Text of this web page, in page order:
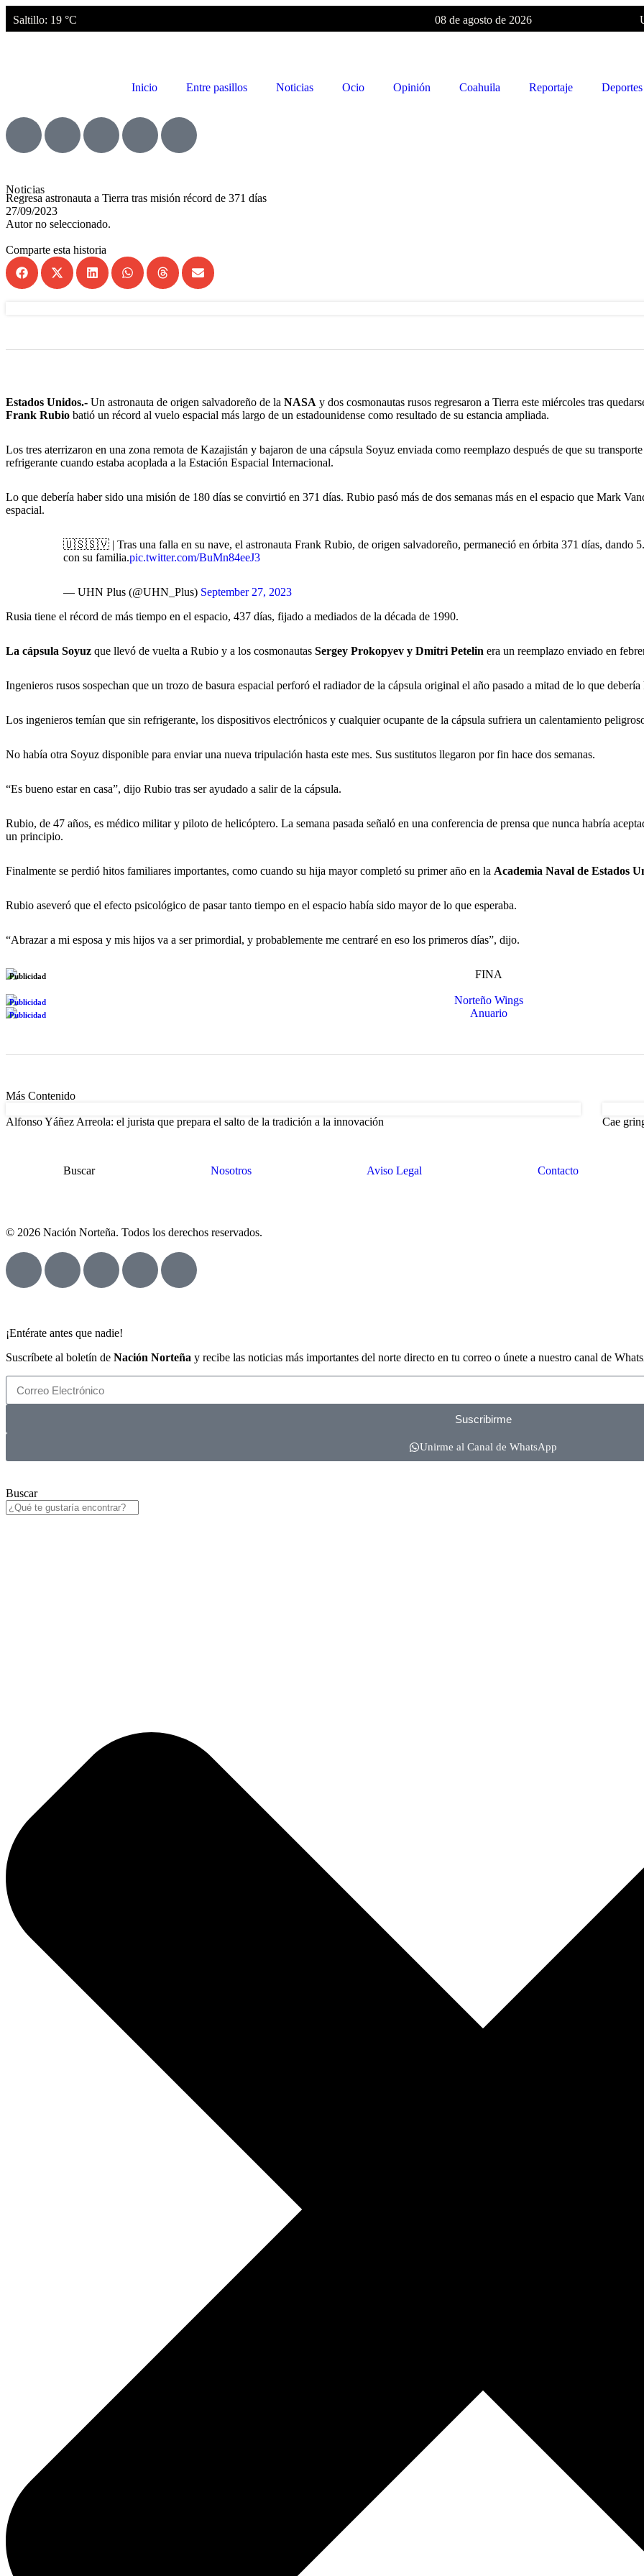
Saltillo: 19 °C 08 de agosto de 2026
Inicio Entre pasillos Noticias Ocio Opinión Coahuila Reportaje Deportes
Noticias
Regresa astronauta a Tierra tras misión récord de 371 días
27/09/2023
Autor no seleccionado.
Comparte esta historia
Estados Unidos.- Un astronauta de origen salvadoreño de la NASA y dos cosmonautas rusos regresaron a Tierra este miércoles tras
Frank Rubio batió un récord al vuelo espacial más largo de un estadounidense como resultado de su estancia ampliada.
Los tres aterrizaron en una zona remota de Kazajistán y bajaron de una cápsula Soyuz enviada como reemplazo después de que su
refrigerante cuando estaba acoplada a la Estación Espacial Internacional.
Lo que debería haber sido una misión de 180 días se convirtió en 371 días. Rubio pasó más de dos semanas más en el espacio que Mark
espacial.
🇺🇸🇸🇻 | Tras una falla en su nave, el astronauta Frank Rubio, de origen salvadoreño, permaneció en órbita 371 días, dando
con su familia.pic.twitter.com/BuMn84eeJ3
— UHN Plus (@UHN_Plus) September 27, 2023
Rusia tiene el récord de más tiempo en el espacio, 437 días, fijado a mediados de la década de 1990.
La cápsula Soyuz que llevó de vuelta a Rubio y a los cosmonautas Sergey Prokopyev y Dmitri Petelin era un reemplazo enviado en
Ingenieros rusos sospechan que un trozo de basura espacial perforó el radiador de la cápsula original el año pasado a mitad de lo que debería
Los ingenieros temían que sin refrigerante, los dispositivos electrónicos y cualquier ocupante de la cápsula sufriera un calentamiento
No había otra Soyuz disponible para enviar una nueva tripulación hasta este mes. Sus sustitutos llegaron por fin hace dos semanas.
“Es bueno estar en casa”, dijo Rubio tras ser ayudado a salir de la cápsula.
Rubio, de 47 años, es médico militar y piloto de helicóptero. La semana pasada señaló en una conferencia de prensa que nunca habría
un principio.
Finalmente se perdió hitos familiares importantes, como cuando su hija mayor completó su primer año en la Academia Naval de Estados
Rubio aseveró que el efecto psicológico de pasar tanto tiempo en el espacio había sido mayor de lo que esperaba.
“Abrazar a mi esposa y mis hijos va a ser primordial, y probablemente me centraré en eso los primeros días”, dijo.
Publicidad
Publicidad
Publicidad
Más Contenido
Alfonso Yáñez Arreola: el jurista que prepara el salto de la tradición a la innovación Cae
Buscar Nosotros Aviso Legal Contacto
© 2026 Nación Norteña. Todos los derechos reservados.
¡Entérate antes que nadie!
Suscríbete al boletín de Nación Norteña y recibe las noticias más importantes del norte directo en tu correo o únete a nuestro canal de
Suscribirme
Unirme al Canal de WhatsApp
Buscar